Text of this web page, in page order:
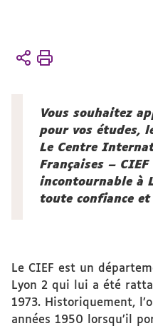
Vous
Accueil
Mot de
Vous souhaitez
pour vos études,
Le Centre
Françaises –
incontournable à
toute confiance et
Le CIEF est un
Lyon 2 qui lui a été
1973. Historiquement,
années 1950 lorsqu’il